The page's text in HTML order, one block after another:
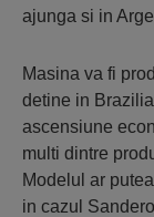
ajunga si in
Masina va fi
detine in
ascensiune
multi dintre
Modelul ar
in cazul